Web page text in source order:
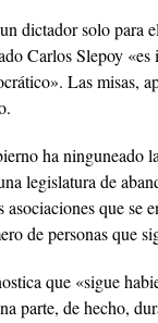
dictador solo para
Carlos Slepoy
Las misas,
ha ninguneado
legislatura de
asociaciones que se
de personas que
que «sigue
parte, de hecho,